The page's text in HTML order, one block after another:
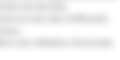
des déchets,
avec plus d’efficacité,
des initiatives d’économie